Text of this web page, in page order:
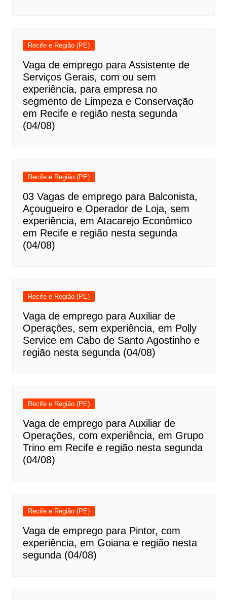
Recife e Região (PE)
Vaga de emprego para Assistente de
Serviços Gerais, com ou sem
experiência, para empresa no
segmento de Limpeza e Conservação
em Recife e região nesta segunda
(04/08)
Recife e Região (PE)
03 Vagas de emprego para Balconista,
Açougueiro e Operador de Loja, sem
experiência, em Atacarejo Econômico
em Recife e região nesta segunda
(04/08)
Recife e Região (PE)
Vaga de emprego para Auxiliar de
Operações, sem experiência, em Polly
Service em Cabo de Santo Agostinho e
região nesta segunda (04/08)
Recife e Região (PE)
Vaga de emprego para Auxiliar de
Operações, com experiência, em Grupo
Trino em Recife e região nesta segunda
(04/08)
Recife e Região (PE)
Vaga de emprego para Pintor, com
experiência, em Goiana e região nesta
segunda (04/08)